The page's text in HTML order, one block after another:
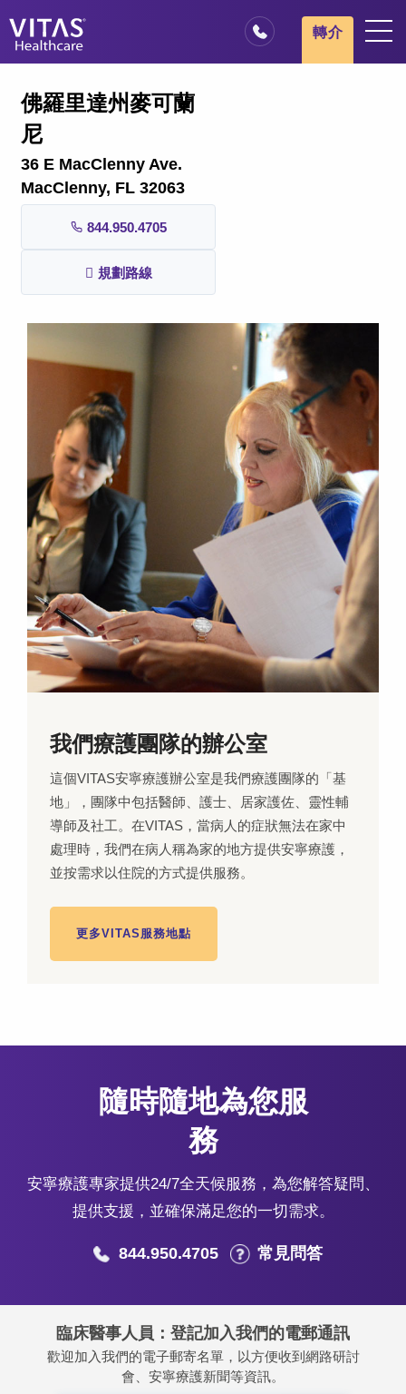
安寧療護基本概述
醫療服務專業人員
家庭與照顧者
轉介
佛羅里達州麥可蘭
尼
36 E MacClenny Ave.
MacClenny, FL 32063
844.950.4705
規劃路線
我們療護團隊的辦公室
這個VITAS安寧療護辦公室是我們療護團隊的「基
地」，團隊中包括醫師、護士、居家護佐、靈性輔
導師及社工。在VITAS，當病人的症狀無法在家中
處理時，我們在病人稱為家的地方提供安寧療護，
並按需求以住院的方式提供服務。
更多VITAS服務地點
隨時隨地為您服
務
安寧療護專家提供24/7全天候服務，為您解答疑問、
提供支援，並確保滿足您的一切需求。
844.950.4705 常見問答
臨床醫事人員：登記加入我們的電郵通訊
歡迎加入我們的電子郵寄名單，以方便收到網路研討
會、安寧療護新聞等資訊。